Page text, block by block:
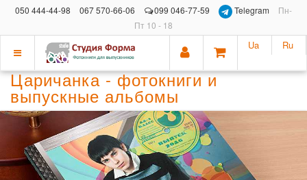
050 444-44-98 067 570-66-06 099 046-77-59 Telegram
Пн-
Пт 10 - 18
Показать
меню
Ua Ru
Царичанка - фотокниги и
выпускные альбомы